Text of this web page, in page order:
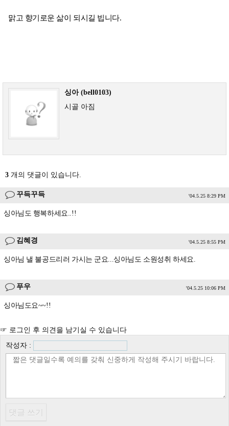
맑고 향기로운 삶이 되시길 빕니다.
싱아 (bell0103)
시골 아짐
3 개의 댓글이 있습니다.
꾸득꾸득 '04.5.25 8:29 PM
싱아님도 행복하세요..!!
김혜경 '04.5.25 8:55 PM
싱아님 낼 불공드리러 가시는 군요...싱아님도 소원성취 하세요.
푸우 '04.5.25 10:06 PM
싱아님도요~~!!
☞ 로그인 후 의견을 남기실 수 있습니다
작성자 :